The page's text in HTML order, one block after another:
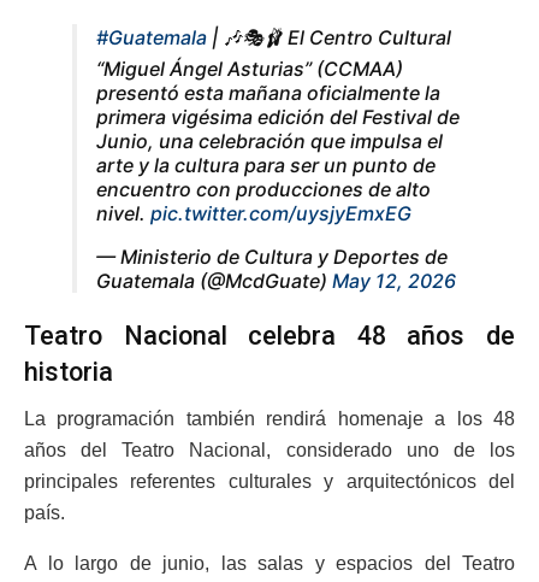
#Guatemala | 🎶🎭🩰 El Centro Cultural
“Miguel Ángel Asturias” (CCMAA)
presentó esta mañana oficialmente la
primera vigésima edición del Festival de
Junio, una celebración que impulsa el
arte y la cultura para ser un punto de
encuentro con producciones de alto
nivel. pic.twitter.com/uysjyEmxEG
— Ministerio de Cultura y Deportes de
Guatemala (@McdGuate) May 12, 2026
Teatro Nacional celebra 48 años de
historia
La programación también rendirá homenaje a los 48
años del Teatro Nacional, considerado uno de los
principales referentes culturales y arquitectónicos del
país.
A lo largo de junio, las salas y espacios del Teatro